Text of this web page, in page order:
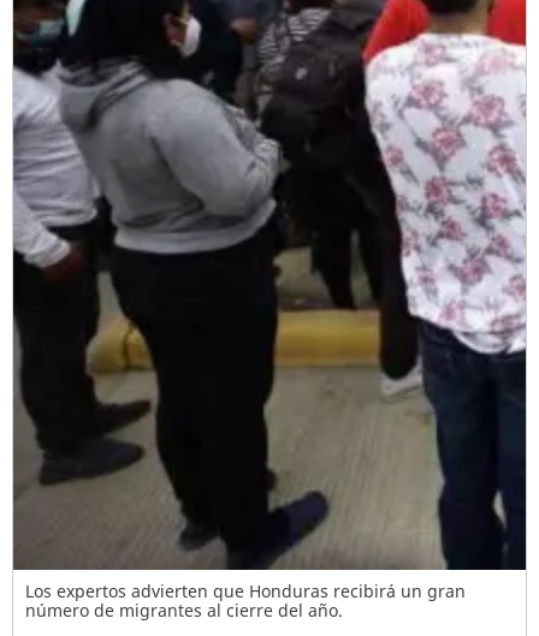
Los expertos advierten que Honduras recibirá un gran
número de migrantes al cierre del año.